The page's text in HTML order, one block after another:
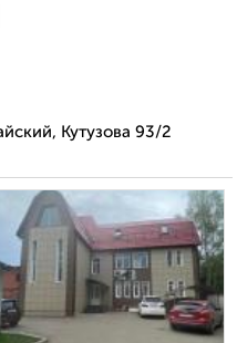
Кутузова 93/2